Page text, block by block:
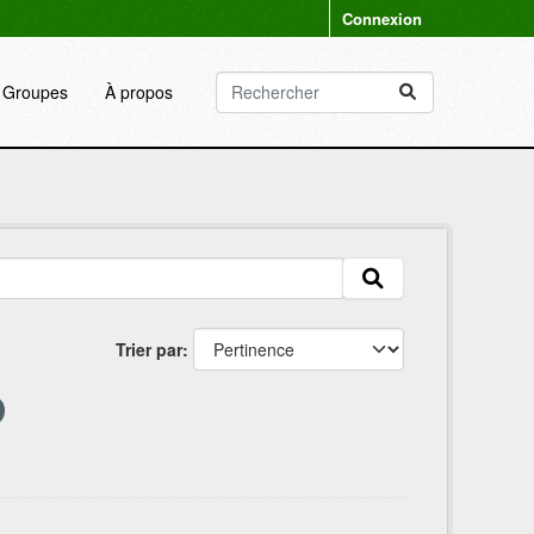
Connexion
Groupes À propos
Trier par